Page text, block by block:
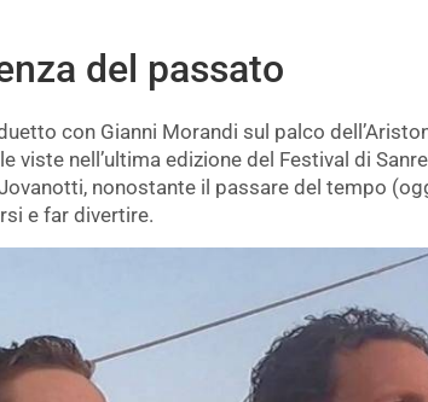
del passato
con Gianni Morandi sul palco
viste nell’ultima edizione del Festival di
nonostante il passare del tempo
e far divertire.